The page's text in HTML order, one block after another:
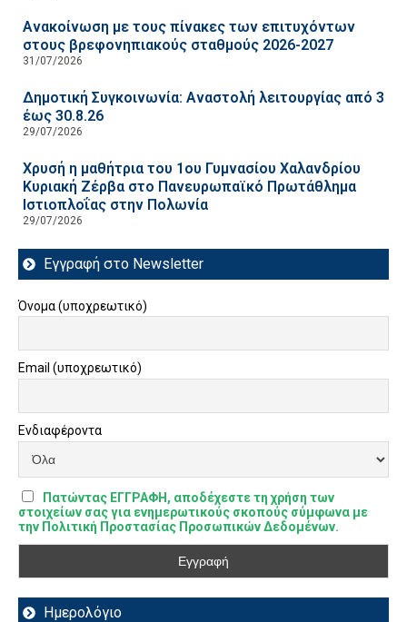
Ανακοίνωση με τους πίνακες των επιτυχόντων
στους βρεφονηπιακούς σταθμούς 2026-2027
31/07/2026
Δημοτική Συγκοινωνία: Αναστολή λειτουργίας από 3
έως 30.8.26
29/07/2026
Χρυσή η μαθήτρια του 1ου Γυμνασίου Χαλανδρίου
Κυριακή Ζέρβα στο Πανευρωπαϊκό Πρωτάθλημα
Ιστιοπλοΐας στην Πολωνία
29/07/2026
Εγγραφή στο Newsletter
Όνομα (υποχρεωτικό)
Email (υποχρεωτικό)
Ενδιαφέροντα
Πατώντας ΕΓΓΡΑΦΗ, αποδέχεστε τη χρήση των
στοιχείων σας για ενημερωτικούς σκοπούς σύμφωνα με
την Πολιτική Προστασίας Προσωπικών Δεδομένων.
Ημερολόγιο